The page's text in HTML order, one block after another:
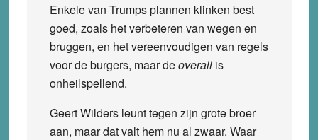
Enkele van Trumps plannen klinken best
goed, zoals het verbeteren van wegen en
bruggen, en het vereenvoudigen van regels
voor de burgers, maar deoverallis
onheilspellend.
Geert Wilders leunt tegen zijn grote broer
aan, maar dat valt hem nu al zwaar. Waar